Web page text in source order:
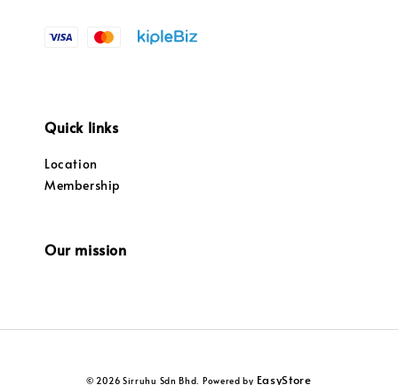
Quick links
Location
Membership
Our mission
© 2026 Sirruhu Sdn Bhd. Powered by EasyStore